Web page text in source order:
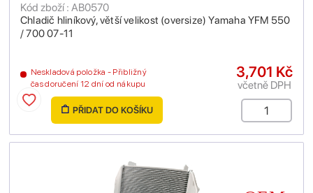
Chladič hliníkový, větší velikost (oversize) Yamaha YFM 550
/ 700 07-11
Kód zboží : AB0570
Neskladová položka - Přibližný
čas doručení 12 dní od nákupu
3,701 Kč
včetně DPH
PŘIDAT DO KOŠÍKU